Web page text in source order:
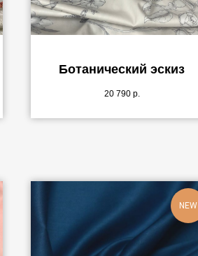
Ботанический эскиз
20 790 р.
NEW